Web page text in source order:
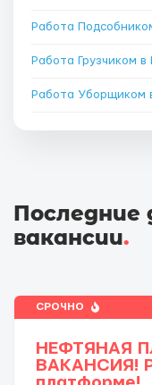
Работа
Работа Грузчиком
Работа Уборщиком
Последние
вакансии.
СРОЧНО
НЕФТЯНАЯ
ВАКАНСИЯ!